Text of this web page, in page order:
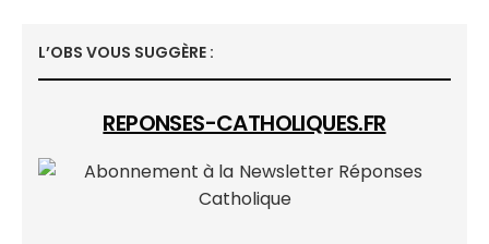
L’OBS VOUS SUGGÈRE :
REPONSES-CATHOLIQUES.FR